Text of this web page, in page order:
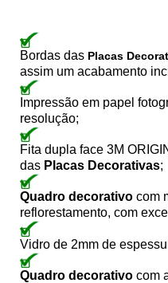
Bordas das Placas
assim um acabamento
Impressão em papel
resolução;
Fita dupla face 3M
das Placas Decorativas;
Quadro decorativo com
reflorestamento, com
Vidro de 2mm de
Quadro decorativo com